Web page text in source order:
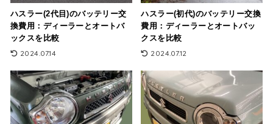
ハスラー(2代目)のバッテリー交
換費用：ディーラーとオートバ
ックスを比較
2024.07.14
ハスラー(初代)のバッテリー交換
費用：ディーラーとオートバッ
クスを比較
2024.07.12